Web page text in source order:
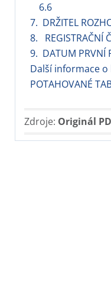
6.6
7. DRŽITEL
8. REGISTRAČNÍ
9. DATUM PRVNÍ
Další informace o
POTAHOVANÉ
Zdroje: Originál